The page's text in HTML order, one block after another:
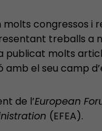
congressos i
treballs a
publicat molts
amb el seu camp
de l’European
(EFEA).